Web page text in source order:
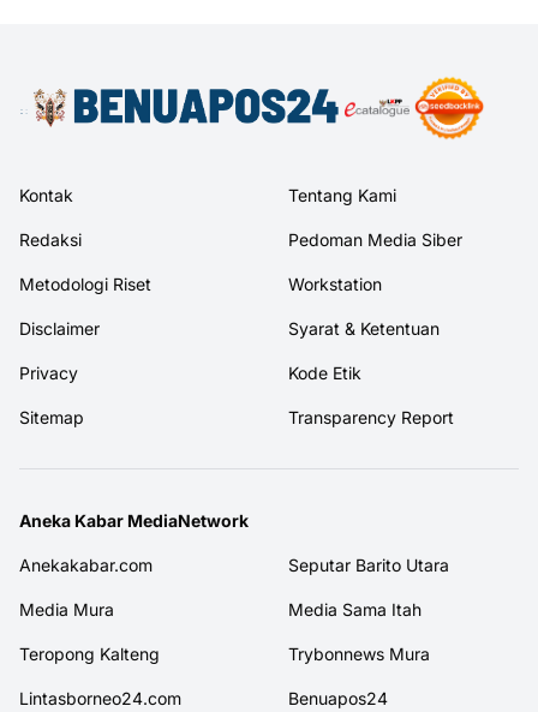
Kontak Tentang Kami
Redaksi Pedoman Media Siber
Metodologi Riset Workstation
Disclaimer Syarat & Ketentuan
Privacy Kode Etik
Sitemap Transparency Report
Aneka Kabar MediaNetwork
Anekakabar.com Seputar Barito Utara
Media Mura Media Sama Itah
Teropong Kalteng Trybonnews Mura
Lintasborneo24.com Benuapos24